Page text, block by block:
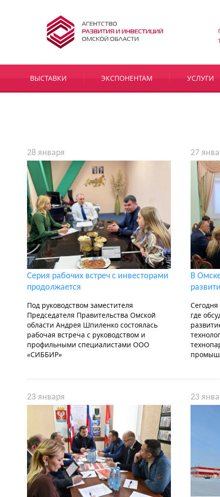
ВЫСТАВКИ ЭКСПОНЕНТАМ УСЛУГИ
28 января
Серия рабочих встреч с инвесторами
продолжается
Под руководством заместителя
Председателя Правительства Омской
области Андрея Шпиленко состоялась
рабочая встреча с руководством и
профильными специалистами ООО
«СИББИР»
27
В
где
23 января 23